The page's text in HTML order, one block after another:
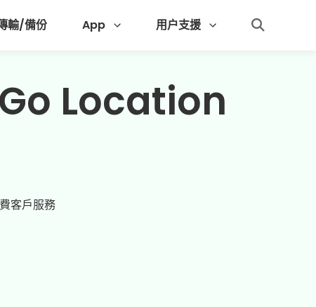
輸/備份 App 用户支援
Location
客戶服務